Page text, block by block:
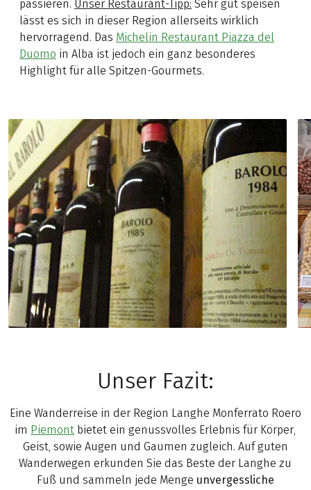
passieren. Unser Restaurant-Tipp: Sehr gut speisen
lässt es sich in dieser Region allerseits wirklich
hervorragend. Das Michelin Restaurant Piazza del
Duomo in Alba ist jedoch ein ganz besonderes
Highlight für alle Spitzen-Gourmets.
Unser Fazit:
Eine Wanderreise in der Region Langhe Monferrato Roero
im Piemont bietet ein genussvolles Erlebnis für Körper,
Geist, sowie Augen und Gaumen zugleich. Auf guten
Wanderwegen erkunden Sie das Beste der Langhe zu
Fuß und sammeln jede Menge unvergessliche